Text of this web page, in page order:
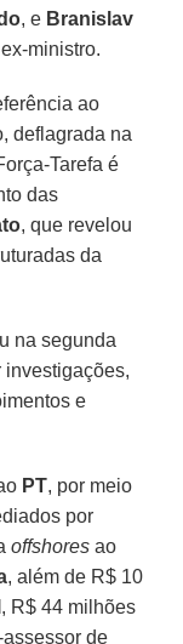
, e Branislav
ministro.
ao
deflagrada na
Tarefa é
das
, que revelou
da
na segunda
investigações,
e
PT, por meio
por
offshores ao
, além de R$ 10
, R$ 44 milhões
assessor de